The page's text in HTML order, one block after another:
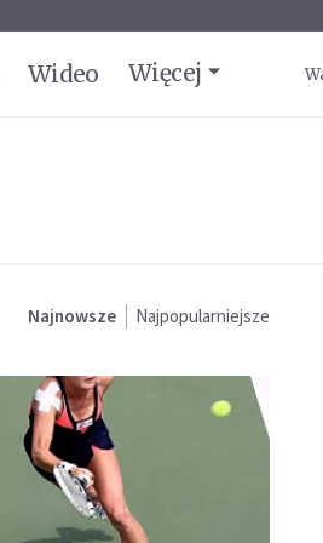
Wideo Więcej
Najnowsze Najpopularniejsze